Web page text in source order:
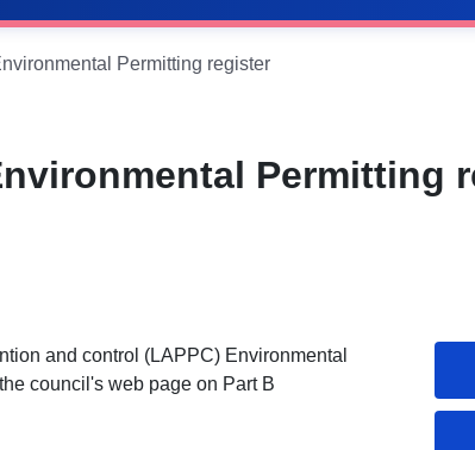
Permitting register
Permitting
and control (LAPPC) Environmental
council's web page on Part B